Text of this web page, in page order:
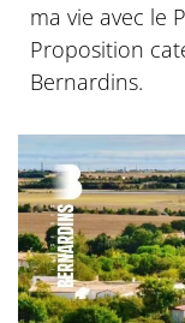
ma vie avec le
Proposition
Bernardins.